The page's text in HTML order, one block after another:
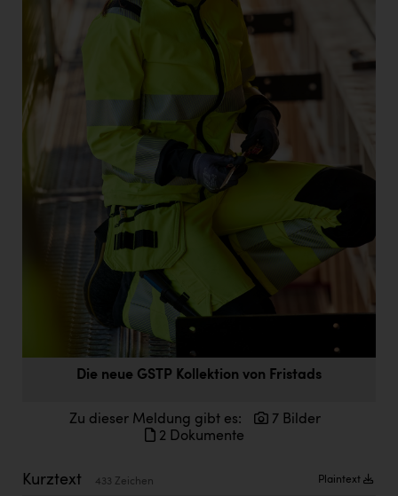
Doppler Gruppe
everfield
Fristads Austria
HIG Infomotion Group
IFE Austria GmbH
INTERSPORT Austria
Jane Goodall Institute Austria
KEBA
Die neue GSTP Kollektion von Fristads
Zu dieser Meldung gibt es:
7 Bilder
2 Dokumente
Kurztext 433 Zeichen Plaintext